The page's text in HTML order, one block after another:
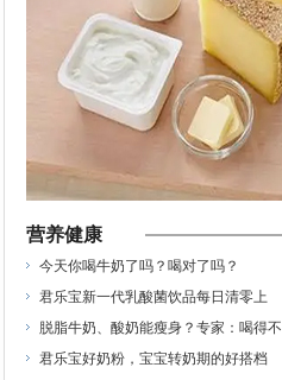
营养健康
今天你喝牛奶了吗？喝对了吗？
君乐宝新一代乳酸菌饮品每日清零上
脱脂牛奶、酸奶能瘦身？专家：喝得不
君乐宝好奶粉，宝宝转奶期的好搭档